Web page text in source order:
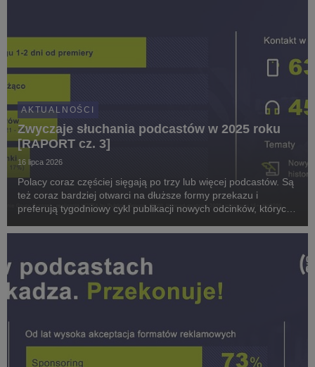
AKTUALNOŚCI
Zwyczaje słuchania podcastów w 2025 roku
[RAPORT cz. 3]
16 lipca 2026
Polacy coraz częściej sięgają po trzy lub więcej podcastów. Są
też coraz bardziej otwarci na dłuższe formy przekazu i
preferują tygodniowy cykl publikacji nowych odcinków, których
zainteresowanie podcastami wideo, ale pie...